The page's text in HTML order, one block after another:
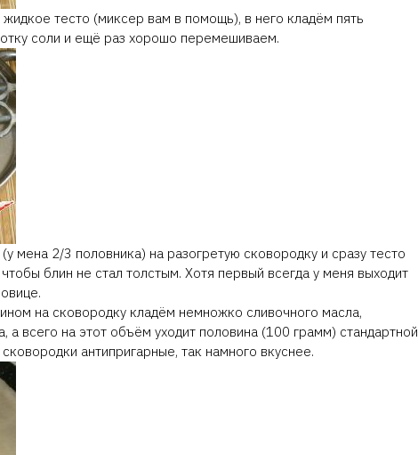
тесто (миксер вам в помощь), в него кладём пять
соли и ещё раз хорошо перемешиваем.
мена 2/3 половника) на разогретую сковородку и сразу тесто
блин не стал толстым. Хотя первый всегда у меня выходит
на сковородку кладём немножко сливочного масла,
а всего на этот объём уходит половина (100 грамм) стандартной
антипригарные, так намного вкуснее.